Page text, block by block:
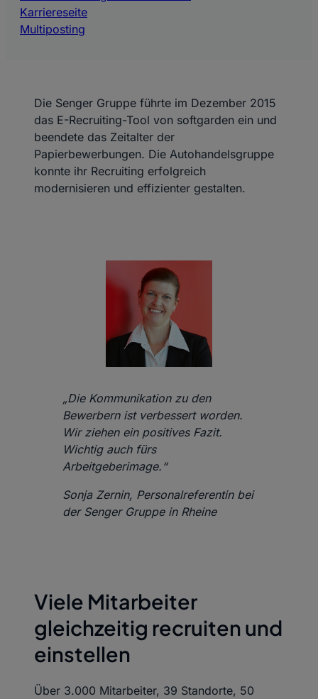
Karriereseite
Multiposting
Die Senger Gruppe führte im Dezember 2015
das E-Recruiting-Tool von softgarden ein und
beendete das Zeitalter der
Papierbewerbungen. Die Autohandelsgruppe
konnte ihr Recruiting erfolgreich
modernisieren und effizienter gestalten.
„Die Kommunikation zu den
Bewerbern ist verbessert worden.
Wir ziehen ein positives Fazit.
Wichtig auch fürs
Arbeitgeberimage.“
Sonja Zernin, Personalreferentin bei
der Senger Gruppe in Rheine
Viele Mitarbeiter
gleichzeitig recruiten und
einstellen
Über 3.000 Mitarbeiter, 39 Standorte, 50